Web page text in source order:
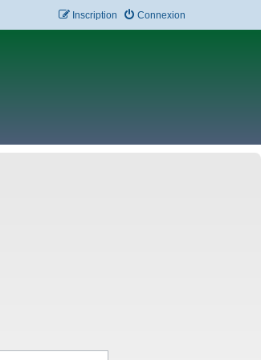
Connexion
Inscription